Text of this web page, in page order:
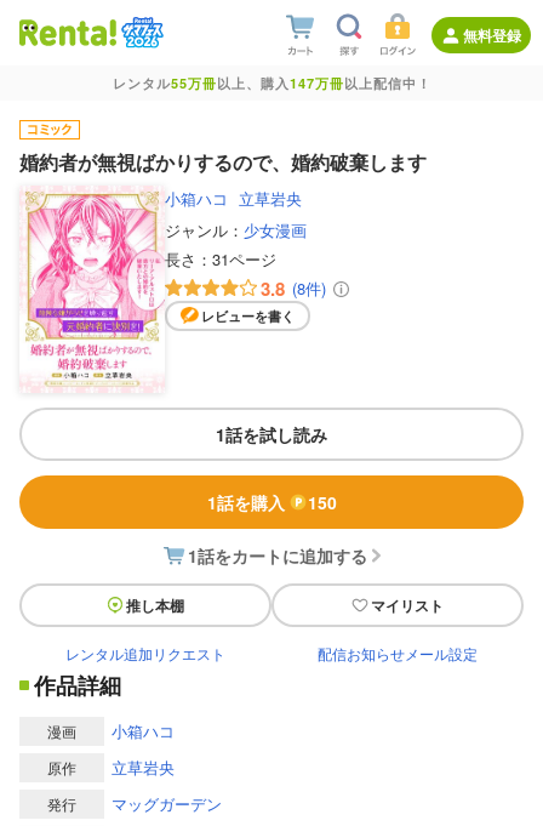
無料登録
レンタル55万冊以上、購入147万冊以上配信中！
婚約者が無視ばかりするので、婚約破棄します
小箱ハコ
立草岩央
ジャンル： 少女漫画
長さ： 31ページ
3.8 (8件)
レビューを書く
1話を試し読み
1話を購入 150
1話をカートに追加する
推し本棚 マイリスト
レンタル追加リクエスト 配信お知らせメール設定
作品詳細
漫画 小箱ハコ
原作 立草岩央
発行 マッグガーデン